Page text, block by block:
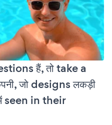
हैं, तो take a
जो designs लकड़ी
में seen in their